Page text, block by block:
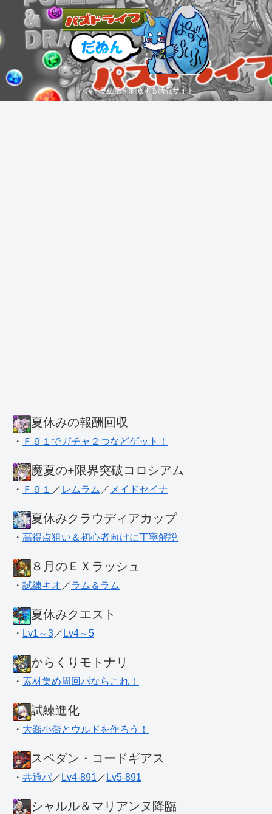
パズドラ生活を刺激する情報サイト
夏休みの報酬回収
・ Ｆ９１でガチャ２つなどゲット！
魔夏の+限界突破コロシアム
・ Ｆ９１ ／ レムラム ／ メイドセイナ
夏休みクラウディアカップ
・ 高得点狙い＆初心者向けに丁寧解説
８月のＥＸラッシュ
・ 試練キオ ／ラム＆ラム
夏休みクエスト
・ Lv1～3 ／ Lv4～5
からくりモトナリ
・ 素材集め周回パならこれ！
試練進化
・ 大喬小喬とウルドを作ろう！
スペダン・コードギアス
・ 共通パ ／ Lv4-891 ／ Lv5-891
シャルル＆マリアンヌ降臨